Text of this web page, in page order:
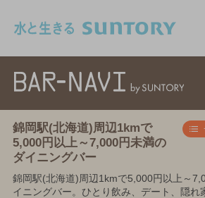
錦岡駅(北海道)周辺1kmで
5,000円以上～7,000円未満の
ダイニングバー
錦岡駅(北海道)周辺1kmで5,000円以上～
イニングバー。ひとり飲み、デート、隠れ